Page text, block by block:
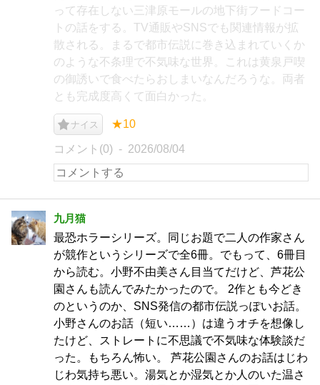
って存在しない三津原モールの地下街フードコー
トの話をする。TV通販やSNSでも関連情報が拡
散される。まるで都市伝説に巻き込まれていくか
のような不条理で不気味な世界。これは黄泉戸喫
の御誘いで食べたらおしまいなんだろうな。両者
とも完成度高くて面白かった。
ナイス ★10
コメント(0) 2026/08/04
九月猫
最恐ホラーシリーズ。同じお題で二人の作家さん
が競作というシリーズで全6冊。でもって、6冊目
から読む。小野不由美さん目当てだけど、芦花公
園さんも読んでみたかったので。 2作とも今どき
のというのか、SNS発信の都市伝説っぽいお話。
小野さんのお話（短い……）は違うオチを想像し
たけど、ストレートに不思議で不気味な体験談だ
った。もちろん怖い。 芦花公園さんのお話はじわ
じわ気持ち悪い。湯気とか湿気とか人のいた温さ